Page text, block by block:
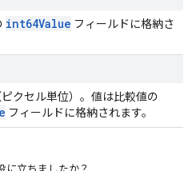
int64Value フィールドに格納さ
クセル単位）。値は比較値の
フィールドに格納されます。